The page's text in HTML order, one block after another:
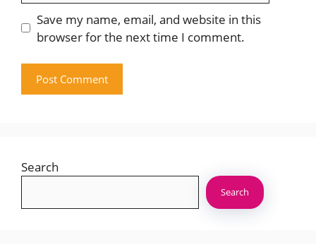
Save my name, email, and website in this
browser for the next time I comment.
Search
Search